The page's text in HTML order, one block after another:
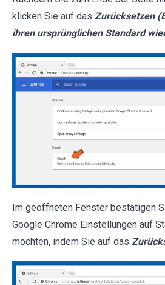
klicken Sie auf das Zurücksetzen
ihren ursprünglichen Standard
Im geöffneten Fenster bestätigen
Google Chrome Einstellungen auf
möchten, indem Sie auf das